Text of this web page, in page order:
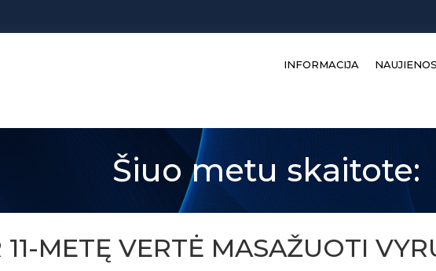
INFORMACIJA NAUJIENOS
Šiuo metu skaitote:
METĘ VERTĖ MASAŽUOTI